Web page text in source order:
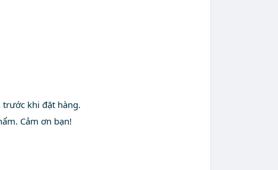
trước khi đặt hàng.
Cảm ơn bạn!